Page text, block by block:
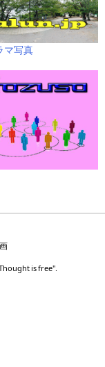
マ写真
is free".